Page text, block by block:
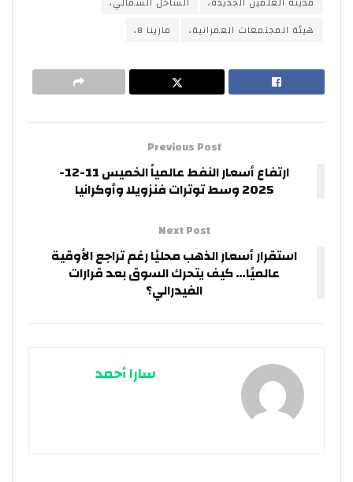
هيئة المجتمعات العمرانية،
مارينا 8،
Previous Post
ارتفاع أسعار النفط عالمياً الخميس 11-12-
2025 وسط توترات فنزويلا وأوكرانيا
Next Post
استقرار أسعار الذهب محليًا رغم تراجع الأوقية
عالميًا… كيف يتحرك السوق بعد قرارات
الفيدرالي؟
سارا أحمد